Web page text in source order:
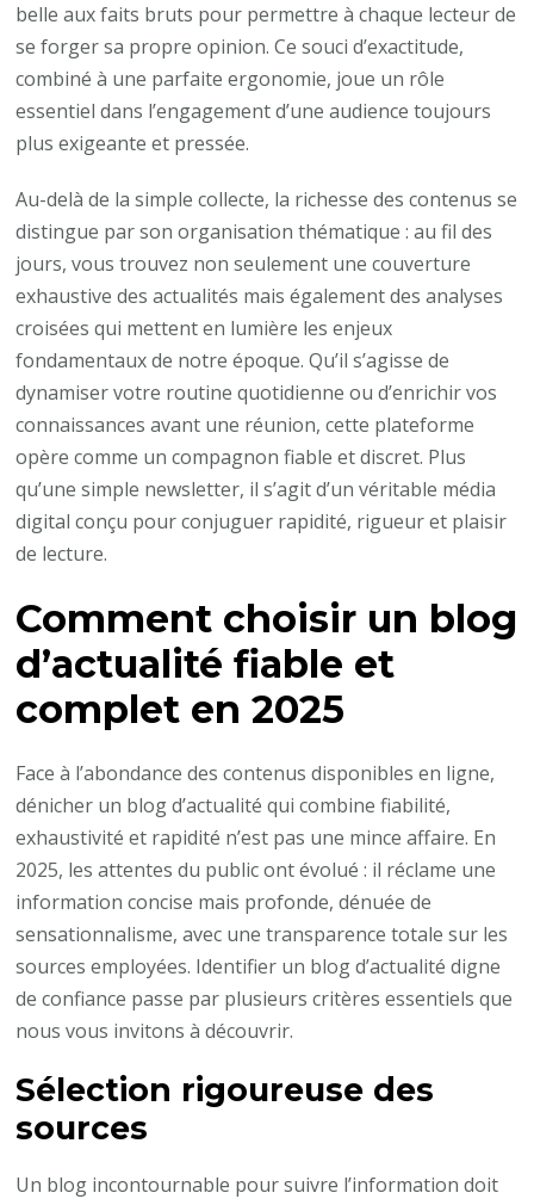
belle aux faits bruts pour permettre à chaque lecteur de
se forger sa propre opinion. Ce souci d’exactitude,
combiné à une parfaite ergonomie, joue un rôle
essentiel dans l’engagement d’une audience toujours
plus exigeante et pressée.
Au-delà de la simple collecte, la richesse des contenus se
distingue par son organisation thématique : au fil des
jours, vous trouvez non seulement une couverture
exhaustive des actualités mais également des analyses
croisées qui mettent en lumière les enjeux
fondamentaux de notre époque. Qu’il s’agisse de
dynamiser votre routine quotidienne ou d’enrichir vos
connaissances avant une réunion, cette plateforme
opère comme un compagnon fiable et discret. Plus
qu’une simple newsletter, il s’agit d’un véritable média
digital conçu pour conjuguer rapidité, rigueur et plaisir
de lecture.
Comment choisir un blog
d’actualité fiable et
complet en 2025
Face à l’abondance des contenus disponibles en ligne,
dénicher un blog d’actualité qui combine fiabilité,
exhaustivité et rapidité n’est pas une mince affaire. En
2025, les attentes du public ont évolué : il réclame une
information concise mais profonde, dénuée de
sensationnalisme, avec une transparence totale sur les
sources employées. Identifier un blog d’actualité digne
de confiance passe par plusieurs critères essentiels que
nous vous invitons à découvrir.
Sélection rigoureuse des
sources
Un blog incontournable pour suivre l’information doit